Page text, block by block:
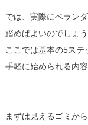
では、実際にベラン
踏めばよいのでしょう
ここでは基本の5ステ
手軽に始められる内容
まずは見えるゴミか